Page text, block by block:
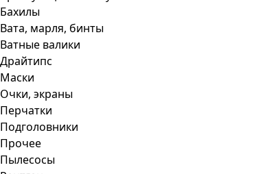
Бахилы
Вата, марля, бинты
Ватные валики
Драйтипс
Маски
Очки, экраны
Перчатки
Подголовники
Прочее
Пылесосы